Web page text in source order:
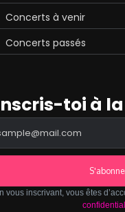
Concerts à venir
Concerts passés
toi à
vous inscrivant, vous êtes